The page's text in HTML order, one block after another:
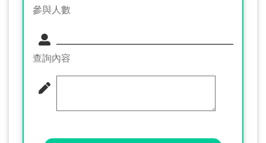
參與人數
查詢內容